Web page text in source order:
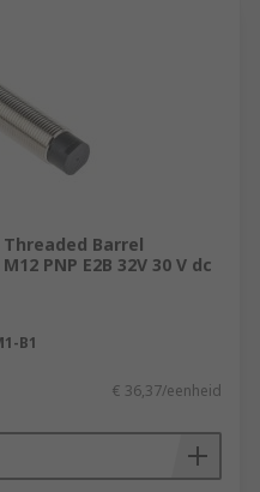
Threaded Barrel
PNP E2B 32V 30 V dc
B1
€ 36,37/eenheid